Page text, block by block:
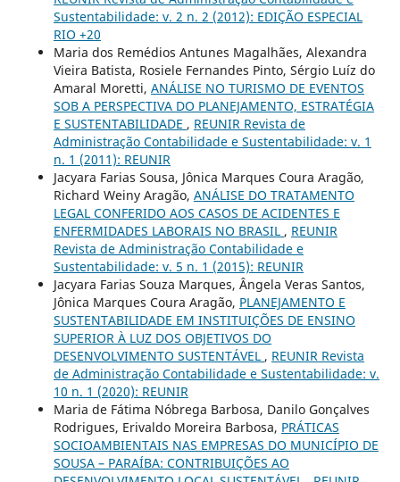
Sustentabilidade: v. 2 n. 2 (2012): EDIÇÃO ESPECIAL
RIO +20
Maria dos Remédios Antunes Magalhães, Alexandra
Vieira Batista, Rosiele Fernandes Pinto, Sérgio Luíz do
Amaral Moretti, ANÁLISE NO TURISMO DE EVENTOS
SOB A PERSPECTIVA DO PLANEJAMENTO, ESTRATÉGIA
E SUSTENTABILIDADE , REUNIR Revista de
Administração Contabilidade e Sustentabilidade: v. 1
n. 1 (2011): REUNIR
Jacyara Farias Sousa, Jônica Marques Coura Aragão,
Richard Weiny Aragão, ANÁLISE DO TRATAMENTO
LEGAL CONFERIDO AOS CASOS DE ACIDENTES E
ENFERMIDADES LABORAIS NO BRASIL , REUNIR
Revista de Administração Contabilidade e
Sustentabilidade: v. 5 n. 1 (2015): REUNIR
Jacyara Farias Souza Marques, Ângela Veras Santos,
Jônica Marques Coura Aragão, PLANEJAMENTO E
SUSTENTABILIDADE EM INSTITUIÇÕES DE ENSINO
SUPERIOR À LUZ DOS OBJETIVOS DO
DESENVOLVIMENTO SUSTENTÁVEL , REUNIR Revista
de Administração Contabilidade e Sustentabilidade: v.
10 n. 1 (2020): REUNIR
Maria de Fátima Nóbrega Barbosa, Danilo Gonçalves
Rodrigues, Erivaldo Moreira Barbosa, PRÁTICAS
SOCIOAMBIENTAIS NAS EMPRESAS DO MUNICÍPIO DE
SOUSA – PARAÍBA: CONTRIBUIÇÕES AO